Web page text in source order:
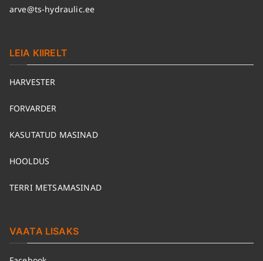
arve@ts-hydraulic.ee
LEIA KIIRELT
HARVESTER
FORVARDER
KASUTATUD MASINAD
HOOLDUS
TERRI METSAMASINAD
VAATA LISAKS